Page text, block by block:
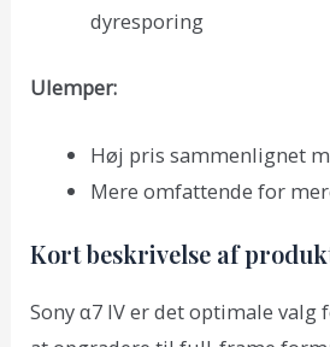
dyresporing
Ulemper:
Høj pris sammenlignet
Mere omfattende for
Kort beskrivelse af
Sony α7 IV er det optimale valg